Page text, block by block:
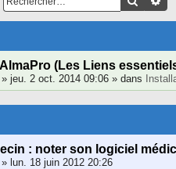
(Les Liens
» jeu. 2 oct. 2014 09:06 » dans
: noter son logiciel
» lun. 18 juin 2012 20:26